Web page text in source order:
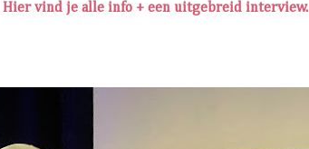
Hier vind je alle info + een uitgebreid interview.